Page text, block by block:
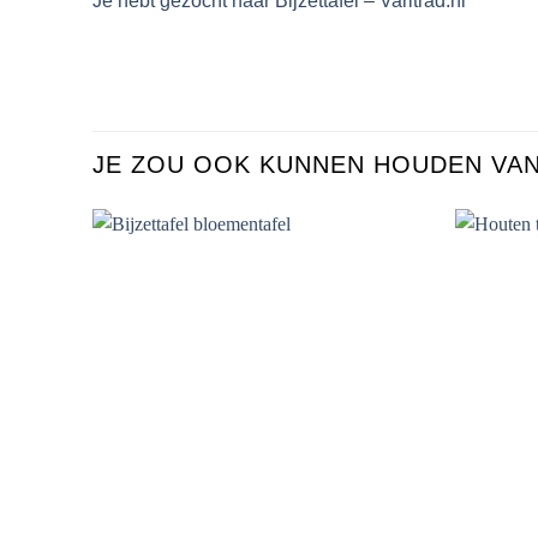
JE ZOU OOK KUNNEN HOUDEN